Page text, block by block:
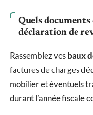
Quels
déclaration de
Rassemblez vosbaux
factures de charges
mobilier et éventuels
durant l’année fiscale